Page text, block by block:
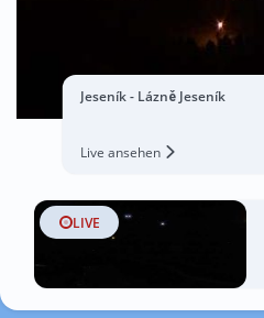
Jeseník - Lázně Jeseník
Live ansehen
LIVE